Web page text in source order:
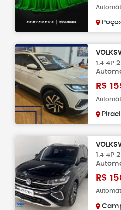
1.4 4P
R$
1.4 4P
R$